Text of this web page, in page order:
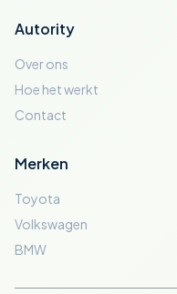
Autority
Over ons
Hoe het werkt
Contact
Merken
Toyota
Volkswagen
BMW